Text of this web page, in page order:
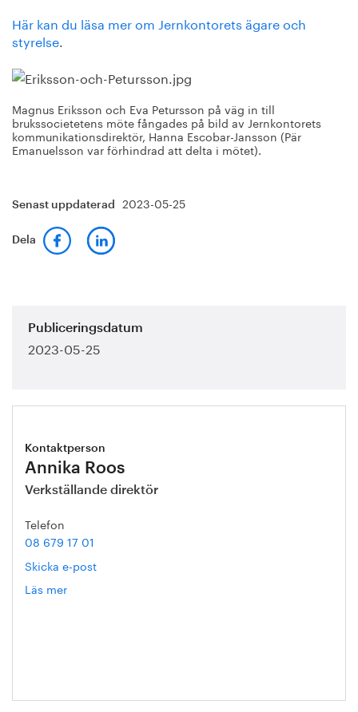
Här kan du läsa mer om Jernkontorets ägare och
styrelse.
Magnus Eriksson och Eva Petursson på väg in till
brukssocietetens möte fångades på bild av Jernkontorets
kommunikationsdirektör, Hanna Escobar-Jansson (Pär
Emanuelsson var förhindrad att delta i mötet).
Senast uppdaterad 2023-05-25
Dela
Publiceringsdatum
2023-05-25
Kontaktperson
Annika Roos
Verkställande direktör
Telefon
08 679 17 01
Skicka e-post
Läs mer